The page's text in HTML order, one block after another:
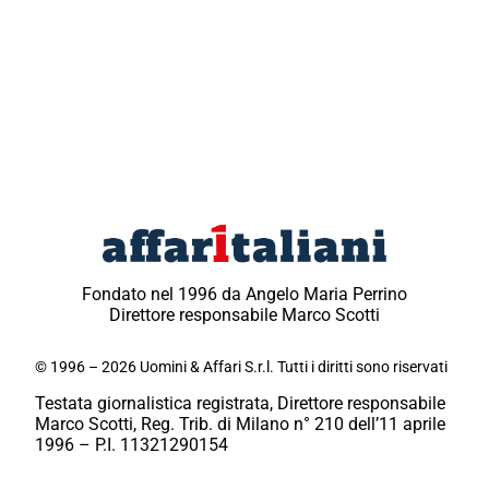
Fondato nel 1996 da Angelo Maria Perrino
Direttore responsabile Marco Scotti
© 1996 – 2026 Uomini & Affari S.r.l. Tutti i diritti sono riservati
Testata giornalistica registrata, Direttore responsabile
Marco Scotti, Reg. Trib. di Milano n° 210 dell’11 aprile
1996 – P.I. 11321290154